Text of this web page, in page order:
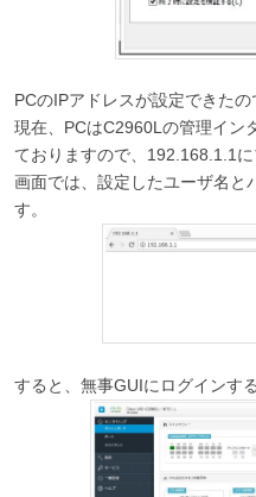
PCのIPアドレスが設定できた
現在、PCはC2960Lの管理イン
ておりますので、192.168.1.1
画面では、設定したユーザ名と
す。
すると、無事GUIにログインす